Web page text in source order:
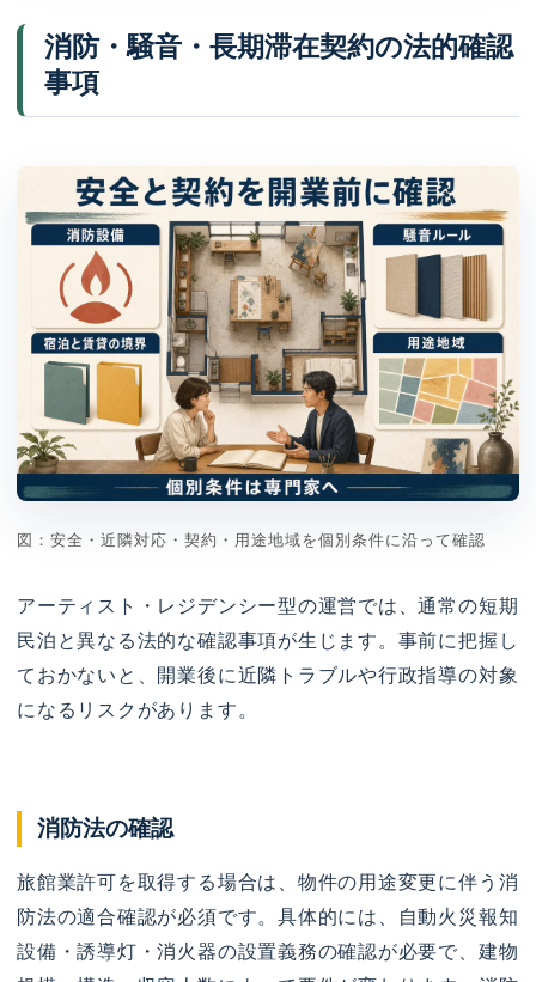
消防・騒音・長期滞在契約の法的確認
事項
図：安全・近隣対応・契約・用途地域を個別条件に沿って確認
アーティスト・レジデンシー型の運営では、通常の短期
民泊と異なる法的な確認事項が生じます。事前に把握し
ておかないと、開業後に近隣トラブルや行政指導の対象
になるリスクがあります。
消防法の確認
旅館業許可を取得する場合は、物件の用途変更に伴う消
防法の適合確認が必須です。具体的には、自動火災報知
設備・誘導灯・消火器の設置義務の確認が必要で、建物